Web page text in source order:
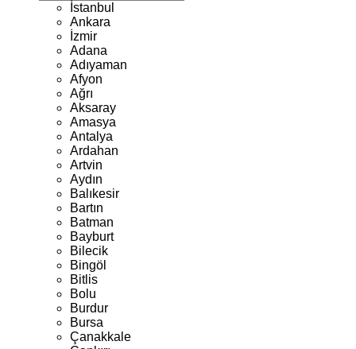
İstanbul
Ankara
İzmir
Adana
Adıyaman
Afyon
Ağrı
Aksaray
Amasya
Antalya
Ardahan
Artvin
Aydın
Balıkesir
Bartın
Batman
Bayburt
Bilecik
Bingöl
Bitlis
Bolu
Burdur
Bursa
Çanakkale